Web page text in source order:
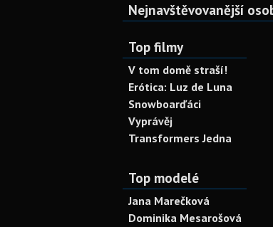
Nejnavštěvovanější
Top filmy
V tom domě straší!
Erótica: Luz de Luna
Snowboarďáci
Vyprávěj
Transformers Jedna
Top modelé
Jana Marečková
Dominika Mesarošová